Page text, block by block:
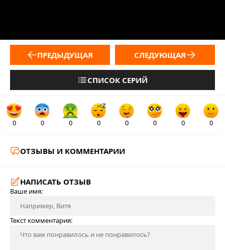
ПРЕДЫДУЩАЯ
СПИСОК СЕРИЙ
СЛЕДУЮЩАЯ
0 0 0 0 0 0 0 0
ОТЗЫВЫ И КОММЕНТАРИИ
НАПИСАТЬ ОТЗЫВ
Ваше имя:
Текст комментария: